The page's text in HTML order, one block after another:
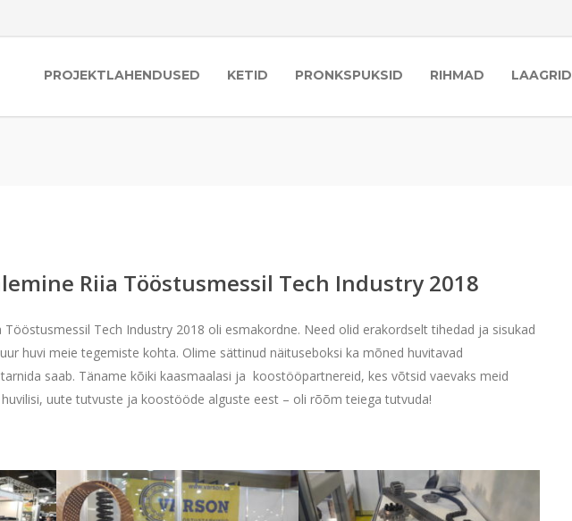
PROJEKTLAHENDUSED KETID PRONKSPUKSID RIHMAD LAAGRID
Riia Tööstusmessil Tech Industry 2018
Tech Industry 2018 oli esmakordne. Need olid erakordselt tihedad ja sisukad
huvi meie tegemiste kohta. Olime sättinud näituseboksi ka mõned huvitavad
saab. Täname kõiki kaasmaalasi ja koostööpartnereid, kes võtsid vaevaks meid
uute tutvuste ja koostööde alguste eest – oli rõõm teiega tutvuda!